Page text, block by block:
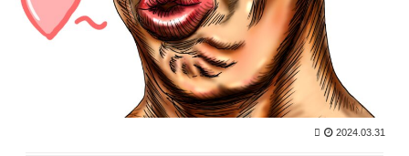
05:44)
【悲報】堀大輔さん、実は仮眠を取っていた
WWWWWWWWWWWWWWWWWWWWWWWWWWW
WWWWWWWWWWWWWWW / 2chまとめアンテナ！
シカ「全部喰った」 祭り中止 / VIP・ネタ・オールジ
ャンル – New World Antenna NEW! (8/9 05:27)
36歳の彼女と結婚したいのに、家族が猛反対。家族か
2024.03.31